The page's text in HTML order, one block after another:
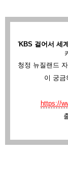
'KBS 걸어서 세
청정 뉴질랜드
이 궁금
https://